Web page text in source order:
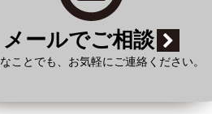
メールでご相談
ことでも、お気軽にご連絡ください。